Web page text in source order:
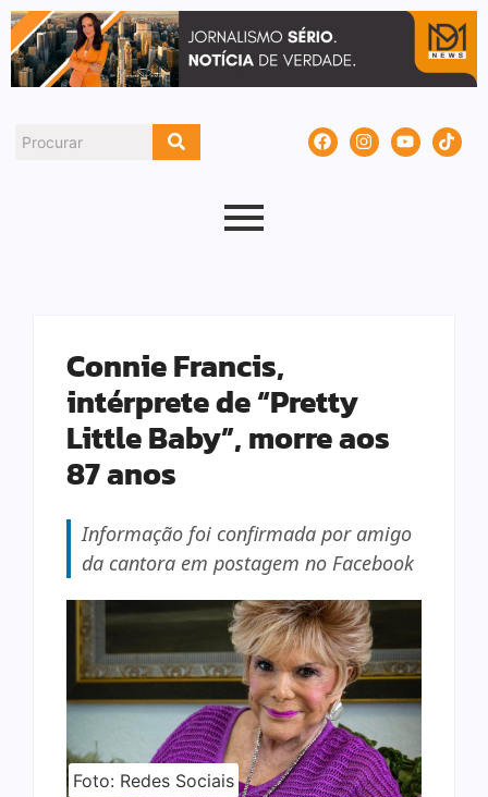
Connie Francis,
intérprete de “Pretty
Little Baby”, morre aos
87 anos
Informação foi confirmada por amigo
da cantora em postagem no Facebook
Foto: Redes Sociais